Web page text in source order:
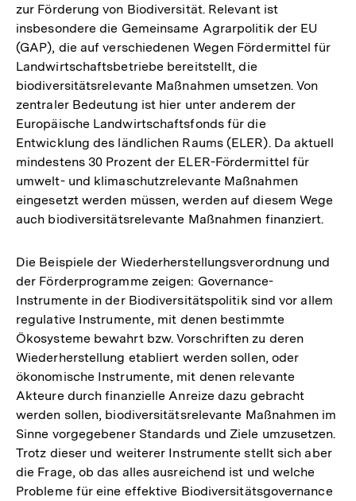
zur Förderung von Biodiversität. Relevant ist
insbesondere die Gemeinsame Agrarpolitik der EU
(GAP), die auf verschiedenen Wegen Fördermittel für
Landwirtschaftsbetriebe bereitstellt, die
biodiversitätsrelevante Maßnahmen umsetzen. Von
zentraler Bedeutung ist hier unter anderem der
Europäische Landwirtschaftsfonds für die
Entwicklung des ländlichen Raums (ELER). Da aktuell
mindestens 30 Prozent der ELER-Fördermittel für
umwelt- und klimaschutzrelevante Maßnahmen
eingesetzt werden müssen, werden auf diesem Wege
auch biodiversitätsrelevante Maßnahmen finanziert.
Die Beispiele der Wiederherstellungsverordnung und
der Förderprogramme zeigen: Governance-
Instrumente in der Biodiversitätspolitik sind vor allem
regulative Instrumente, mit denen bestimmte
Ökosysteme bewahrt bzw. Vorschriften zu deren
Wiederherstellung etabliert werden sollen, oder
ökonomische Instrumente, mit denen relevante
Akteure durch finanzielle Anreize dazu gebracht
werden sollen, biodiversitätsrelevante Maßnahmen im
Sinne vorgegebener Standards und Ziele umzusetzen.
Trotz dieser und weiterer Instrumente stellt sich aber
die Frage, ob das alles ausreichend ist und welche
Probleme für eine effektive Biodiversitätsgovernance